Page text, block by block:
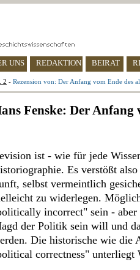
UNS REDAKTION BEIRAT
2 - Rezension von: Der Anfang vom Ende des
Fenske: Der Anfang
ist - wie für jede
Es verstößt
selbst vermeintlich
zu widerlegen.
incorrect" sein - aber
der Politik sein will und
Die historische wie die
correctness" unterliegt